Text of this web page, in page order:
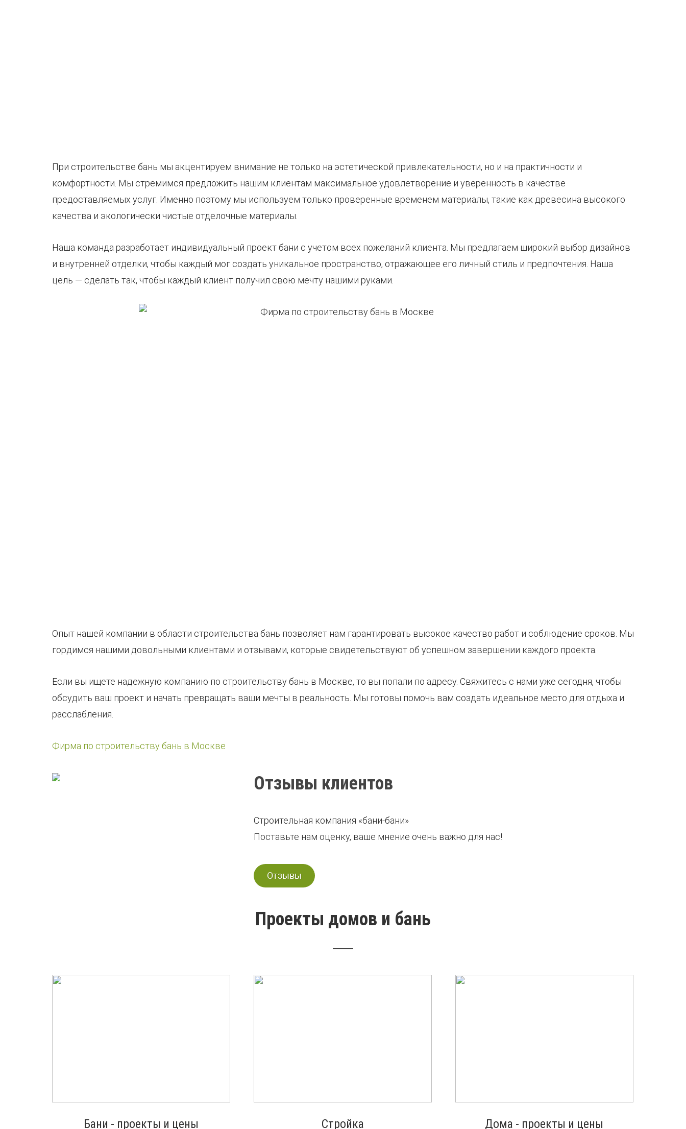
При строительстве бань мы акцентируем внимание не только на эстетической привлекательности, но и на практичности и
комфортности. Мы стремимся предложить нашим клиентам максимальное удовлетворение и уверенность в качестве
предоставляемых услуг. Именно поэтому мы используем только проверенные временем материалы, такие как древесина высокого
качества и экологически чистые отделочные материалы.
Наша команда разработает индивидуальный проект бани с учетом всех пожеланий клиента. Мы предлагаем широкий выбор дизайнов
и внутренней отделки, чтобы каждый мог создать уникальное пространство, отражающее его личный стиль и предпочтения. Наша
цель — сделать так, чтобы каждый клиент получил свою мечту нашими руками.
Опыт нашей компании в области строительства бань позволяет нам гарантировать высокое качество работ и соблюдение сроков. Мы
гордимся нашими довольными клиентами и отзывами, которые свидетельствуют об успешном завершении каждого проекта.
Если вы ищете надежную компанию по строительству бань в Москве, то вы попали по адресу. Свяжитесь с нами уже сегодня, чтобы
обсудить ваш проект и начать превращать ваши мечты в реальность. Мы готовы помочь вам создать идеальное место для отдыха и
расслабления.
Фирма по строительству бань в Москве
Отзывы клиентов
Строительная компания «бани-бани»
Поставьте нам оценку, ваше мнение очень важно для нас!
Отзывы
Проекты домов и бань
Бани - проекты и цены Стройка Дома - проекты и цены